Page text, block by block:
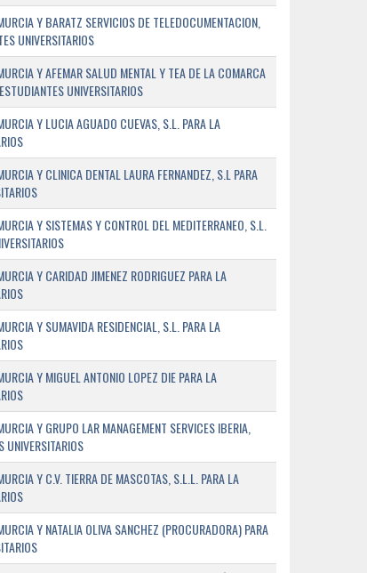
Y BARATZ SERVICIOS DE TELEDOCUMENTACION,
UNIVERSITARIOS
Y AFEMAR SALUD MENTAL Y TEA DE LA COMARCA
UNIVERSITARIOS
Y LUCIA AGUADO CUEVAS, S.L. PARA LA
Y CLINICA DENTAL LAURA FERNANDEZ, S.L PARA
Y SISTEMAS Y CONTROL DEL MEDITERRANEO, S.L.
Y CARIDAD JIMENEZ RODRIGUEZ PARA LA
Y SUMAVIDA RESIDENCIAL, S.L. PARA LA
Y MIGUEL ANTONIO LOPEZ DIE PARA LA
Y GRUPO LAR MANAGEMENT SERVICES IBERIA,
UNIVERSITARIOS
Y C.V. TIERRA DE MASCOTAS, S.L.L. PARA LA
Y NATALIA OLIVA SANCHEZ (PROCURADORA) PARA